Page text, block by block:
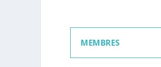
MEMBRES